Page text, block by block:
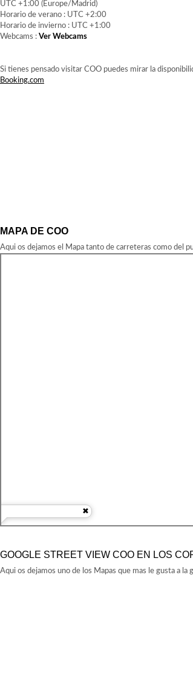
UTC +1:00 (Europe/Madrid)
Horario de verano : UTC +2:00
Horario de invierno : UTC +1:00
Webcams : Ver Webcams
Si tienes pensado visitar COO puedes mirar la
Booking.com
MAPA DE COO
Aqui os dejamos el Mapa tanto de carreteras como del
GOOGLE STREET VIEW COO EN LOS
Aqui os dejamos uno de los Mapas que mas le gusta a